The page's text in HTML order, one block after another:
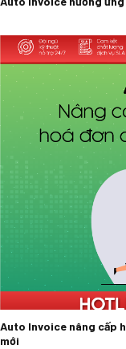
Auto Invoice nâng cấp
mới